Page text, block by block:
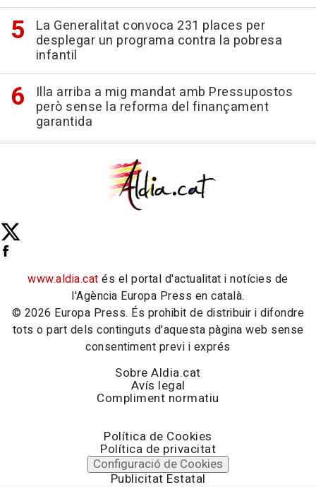
La Generalitat convoca 231 places per
desplegar un programa contra la pobresa
infantil
Illa arriba a mig mandat amb Pressupostos
però sense la reforma del finançament
garantida
www.aldia.cat és el portal d'actualitat i notícies de
l'Agència Europa Press en català.
© 2026 Europa Press. És prohibit de distribuir i difondre
tots o part dels continguts d'aquesta pàgina web sense
consentiment previ i exprés
Sobre Aldia.cat
Avís legal
Compliment normatiu
Política de Cookies
Política de privacitat
Configuració de Cookies
Publicitat Estatal